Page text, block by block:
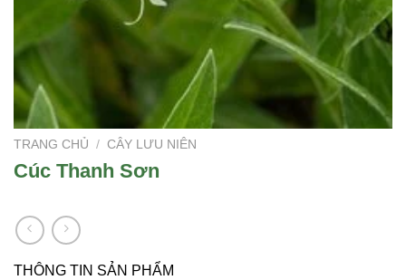
TRANG CHỦ / CÂY LƯU NIÊN
Cúc Thanh Sơn
THÔNG TIN SẢN PHẨM